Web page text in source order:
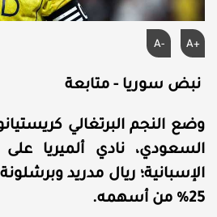
A+
A-
نبض سوريا - متابعة
وضع النجم البرتغالي
السعودي، نادي ألميريا
الإسبانية؛ ريال مدريد
25% من أسهمه.